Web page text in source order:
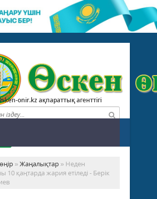
onir.kz ақпараттық агенттігі
»Жаңалықтар » Неден
10 қаңтарда жария етіледі - Берік